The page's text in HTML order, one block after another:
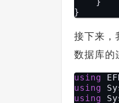
接下来
数据库的
using
using
using